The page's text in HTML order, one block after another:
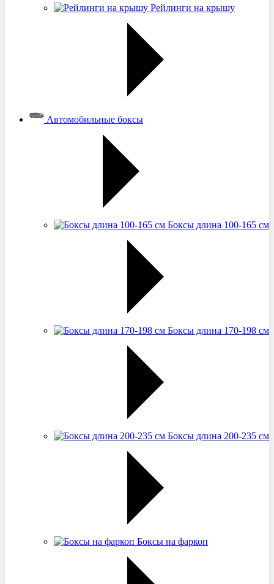
Рейлинги на крышу
Автомобильные боксы
Боксы длина 100-165 см
Боксы длина 170-198 см
Боксы длина 200-235 см
Боксы на фаркоп